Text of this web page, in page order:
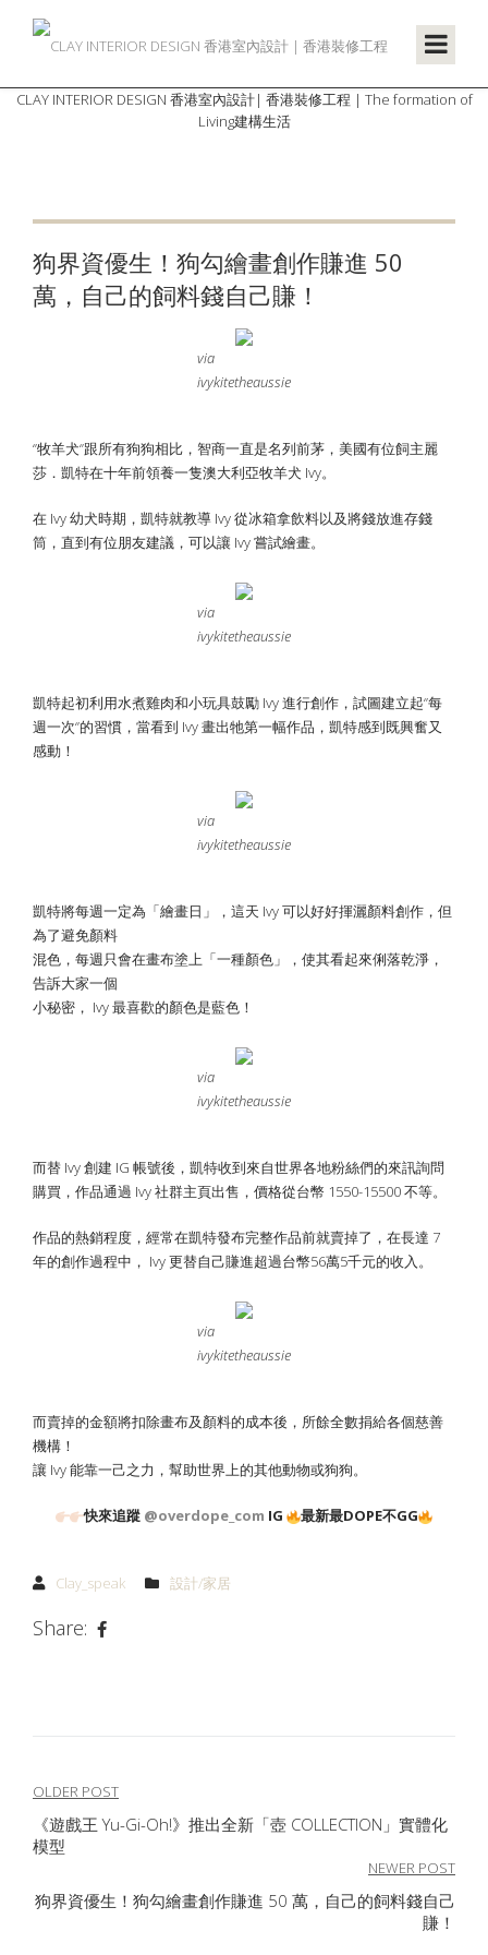
CLAY INTERIOR DESIGN 香港室內設計| 香港裝修工程 | The formation of
Living建構生活
狗界資優生！狗勾繪畫創作賺進 50
萬，自己的飼料錢自己賺！
via
ivykitetheaussie
‘’牧羊犬‘’跟所有狗狗相比，智商一直是名列前茅，美國有位飼主麗
莎．凱特在十年前領養一隻澳大利亞牧羊犬 Ivy。
在 Ivy 幼犬時期，凱特就教導 Ivy 從冰箱拿飲料以及將錢放進存錢
筒，直到有位朋友建議，可以讓 Ivy 嘗試繪畫。
via
ivykitetheaussie
凱特起初利用水煮雞肉和小玩具鼓勵 Ivy 進行創作，試圖建立起‘’每
週一次‘’的習慣，當看到 Ivy 畫出牠第一幅作品，凱特感到既興奮又
感動！
via
ivykitetheaussie
凱特將每週一定為「繪畫日」，這天 Ivy 可以好好揮灑顏料創作，但
為了避免顏料
混色，每週只會在畫布塗上「一種顏色」，使其看起來俐落乾淨，
告訴大家一個
小秘密， Ivy 最喜歡的顏色是藍色！
via
ivykitetheaussie
而替 Ivy 創建 IG 帳號後，凱特收到來自世界各地粉絲們的來訊詢問
購買，作品通過 Ivy 社群主頁出售，價格從台幣 1550-15500 不等。
作品的熱銷程度，經常在凱特發布完整作品前就賣掉了，在長達 7
年的創作過程中， Ivy 更替自己賺進超過台幣56萬5千元的收入。
via
ivykitetheaussie
而賣掉的金額將扣除畫布及顏料的成本後，所餘全數捐給各個慈善
機構！
讓 Ivy 能靠一己之力，幫助世界上的其他動物或狗狗。
快來追蹤 @overdope_com IG 最新最DOPE不GG
Clay_speak 設計/家居
Share:
文
章
覽
OLDER POST
《遊戲王 Yu-Gi-Oh!》推出全新「壺 COLLECTION」實體化
模型
NEWER POST
狗界資優生！狗勾繪畫創作賺進 50 萬，自己的飼料錢自己
賺！